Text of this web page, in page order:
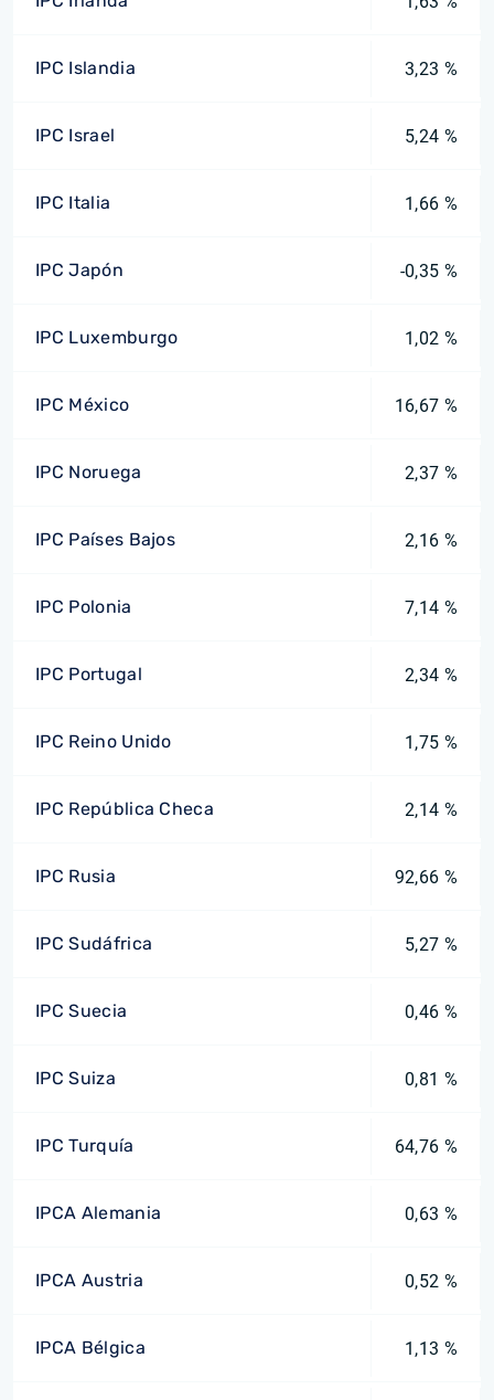
IPC Islandia 3,23 %
IPC Israel 5,24 %
IPC Italia 1,66 %
IPC Japón -0,35 %
IPC Luxemburgo 1,02 %
IPC México 16,67 %
IPC Noruega 2,37 %
IPC Países Bajos 2,16 %
IPC Polonia 7,14 %
IPC Portugal 2,34 %
IPC Reino Unido 1,75 %
IPC República Checa 2,14 %
IPC Rusia 92,66 %
IPC Sudáfrica 5,27 %
IPC Suecia 0,46 %
IPC Suiza 0,81 %
IPC Turquía 64,76 %
IPCA Alemania 0,63 %
IPCA Austria 0,52 %
IPCA Bélgica 1,13 %